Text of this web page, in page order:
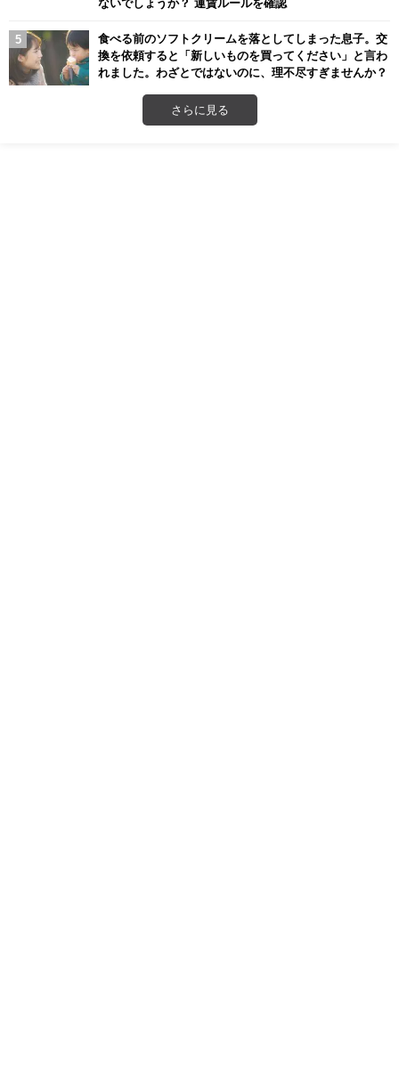
ないでしょうか？ 運賃ルールを確認
食べる前のソフトクリームを落としてしまった息子。交
換を依頼すると「新しいものを買ってください」と言わ
れました。わざとではないのに、理不尽すぎませんか？
さらに見る